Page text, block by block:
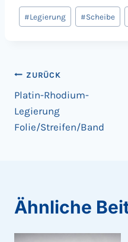
Beitrags
Tags:
#Legierung #Scheibe
ZURÜCK
Platin-Rhodium-
Legierung
Folie/Streifen/Band
Ähnliche